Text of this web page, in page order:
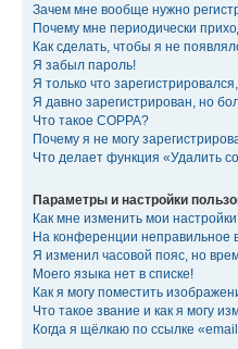
Зачем мне вообще нужно
Почему мне периодически
Как сделать, чтобы я не
Я забыл пароль!
Я только что
Я давно зарегистрирован, но
Что такое COPPA?
Почему я не могу
Что делает функция «Удалить
Параметры и настройки
Как мне изменить мои
На конференции неправильное
Я изменил часовой пояс, но
Моего языка нет в списке!
Как я могу поместить
Что такое звание и как я могу
Когда я щёлкаю по ссылке